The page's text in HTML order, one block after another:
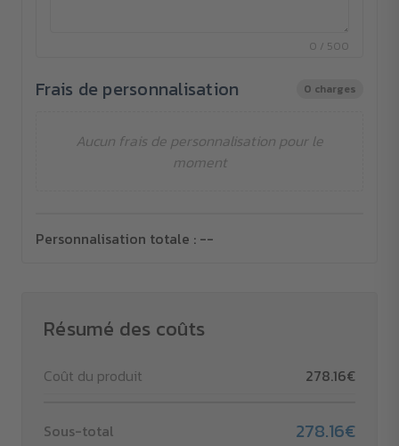
0 / 500
Frais de personnalisation 0 charges
Aucun frais de personnalisation pour le
moment
Personnalisation totale : --
Résumé des coûts
Coût du produit 278.16€
Sous-total 278.16€